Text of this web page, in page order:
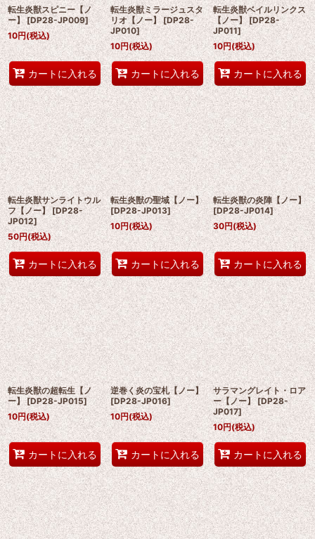
転生炎獣スピニー【ノ
ー】 [DP28-JP009]
10円(税込)
カートに入れる
転生炎獣ミラージュスタ
リオ【ノー】 [DP28-
JP010]
10円(税込)
カートに入れる
転生炎獣ベイルリンクス
【ノー】 [DP28-
JP011]
10円(税込)
カートに入れる
転生炎獣サンライトウル
フ【ノー】 [DP28-
JP012]
50円(税込)
カートに入れる
転生炎獣の聖域【ノー】
[DP28-JP013]
10円(税込)
カートに入れる
転生炎獣の炎陣【ノー】
[DP28-JP014]
30円(税込)
カートに入れる
転生炎獣の超転生【ノ
ー】 [DP28-JP015]
10円(税込)
カートに入れる
逆巻く炎の宝札【ノー】
[DP28-JP016]
10円(税込)
カートに入れる
サラマングレイト・ロア
ー【ノー】 [DP28-
JP017]
10円(税込)
カートに入れる